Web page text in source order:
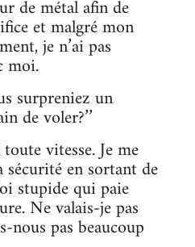
de métal afin de
et malgré mon
je n’ai pas
moi.
surpreniez un
de voler?’’
vitesse. Je me
en sortant de
stupide qui paie
Ne valais-je pas
nous pas beaucoup